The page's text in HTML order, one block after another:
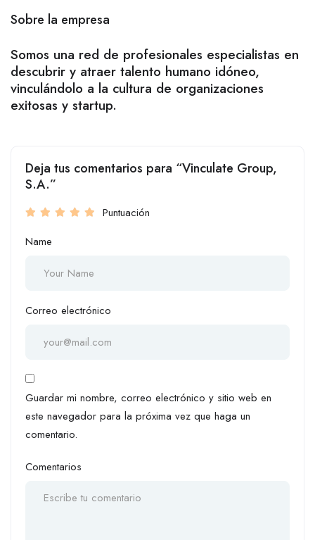
Sobre la empresa
Somos una red de profesionales especialistas en
descubrir y atraer talento humano idóneo,
vinculándolo a la cultura de organizaciones
exitosas y startup.
Deja tus comentarios para “Vinculate Group,
S.A.”
Puntuación
Name
Correo electrónico
Guardar mi nombre, correo electrónico y sitio web en
este navegador para la próxima vez que haga un
comentario.
Comentarios